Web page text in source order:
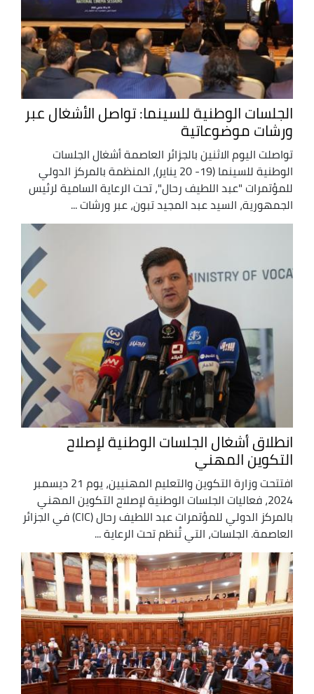
الجلسات الوطنية للسينما: تواصل الأشغال عبر
ورشات موضوعاتية
تواصلت اليوم الاثنين بالجزائر العاصمة أشغال الجلسات
الوطنية للسينما (19- 20 يناير)، المنظمة بالمركز الدولي
للمؤتمرات "عبد اللطيف رحال"، تحت الرعاية السامية لرئيس
الجمهورية، السيد عبد المجيد تبون، عبر ورشات ...
انطلاق أشغال الجلسات الوطنية لإصلاح
التكوين المهني
افتتحت وزارة التكوين والتعليم المهنيين، يوم 21 ديسمبر
2024، فعاليات الجلسات الوطنية لإصلاح التكوين المهني
بالمركز الدولي للمؤتمرات عبد اللطيف رحال (CIC) في الجزائر
العاصمة. الجلسات، التي تُنظم تحت الرعاية ...